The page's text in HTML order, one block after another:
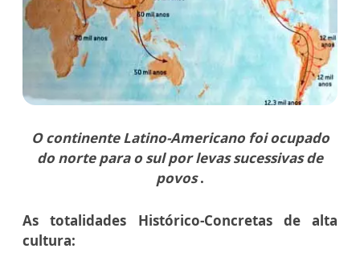
O continente Latino-Americano foi ocupado
do norte para o sul por levas sucessivas de
povos.
As totalidades Histórico-Concretas de alta
cultura: